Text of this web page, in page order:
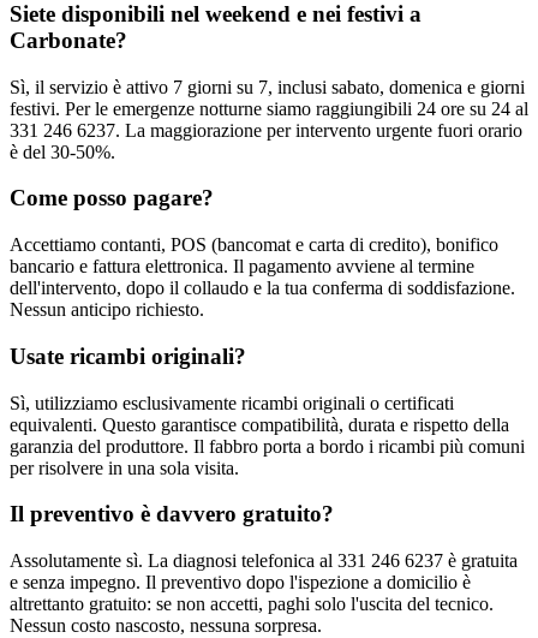
Siete disponibili nel weekend e nei festivi a
Carbonate?
Sì, il servizio è attivo 7 giorni su 7, inclusi sabato, domenica e giorni
festivi. Per le emergenze notturne siamo raggiungibili 24 ore su 24 al
331 246 6237. La maggiorazione per intervento urgente fuori orario
è del 30-50%.
Come posso pagare?
Accettiamo contanti, POS (bancomat e carta di credito), bonifico
bancario e fattura elettronica. Il pagamento avviene al termine
dell'intervento, dopo il collaudo e la tua conferma di soddisfazione.
Nessun anticipo richiesto.
Usate ricambi originali?
Sì, utilizziamo esclusivamente ricambi originali o certificati
equivalenti. Questo garantisce compatibilità, durata e rispetto della
garanzia del produttore. Il fabbro porta a bordo i ricambi più comuni
per risolvere in una sola visita.
Il preventivo è davvero gratuito?
Assolutamente sì. La diagnosi telefonica al 331 246 6237 è gratuita
e senza impegno. Il preventivo dopo l'ispezione a domicilio è
altrettanto gratuito: se non accetti, paghi solo l'uscita del tecnico.
Nessun costo nascosto, nessuna sorpresa.